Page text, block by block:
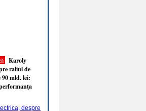
Karoly
raliul de
mld. lei: